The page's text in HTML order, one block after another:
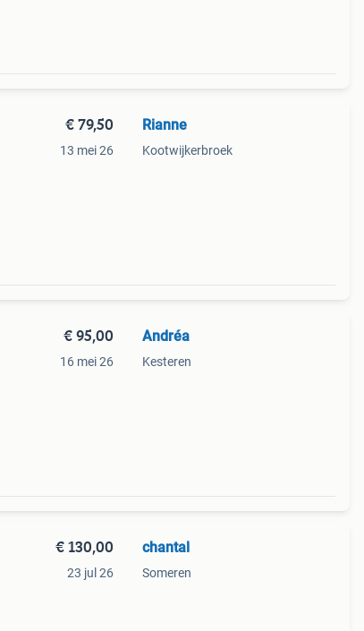
€ 79,50
13 mei 26
Rianne
Kootwijkerbroek
€ 95,00
16 mei 26
Andréa
Kesteren
€ 130,00
23 jul 26
chantal
Someren